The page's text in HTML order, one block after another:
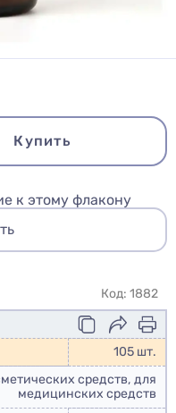
Купить
к этому флакону
Код: 1882
105 шт.
средств, для
медицинских средств